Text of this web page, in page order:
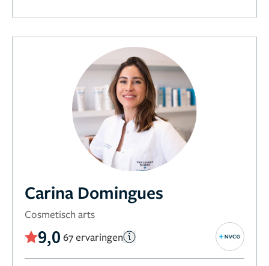
Carina Domingues
Cosmetisch arts
9,0 67 ervaringen